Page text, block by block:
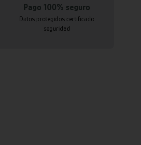
Pago 100% seguro
Datos protegidos certificado
seguridad